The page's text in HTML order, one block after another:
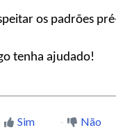
os padrões
tenha ajudado!
Sim Não